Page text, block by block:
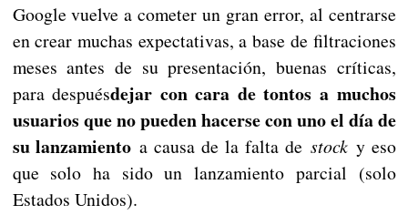
Google vuelve a cometer un gran error, al centrarse
en crear muchas expectativas, a base de filtraciones
meses antes de su presentación, buenas críticas,
para despuésdejar con cara de tontos a muchos
usuarios que no pueden hacerse con uno el día de
su lanzamiento a causa de la falta de stocky eso
que solo ha sido un lanzamiento parcial (solo
Estados Unidos).